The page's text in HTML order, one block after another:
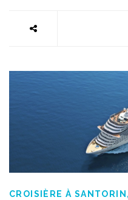
CROISIÈRE À